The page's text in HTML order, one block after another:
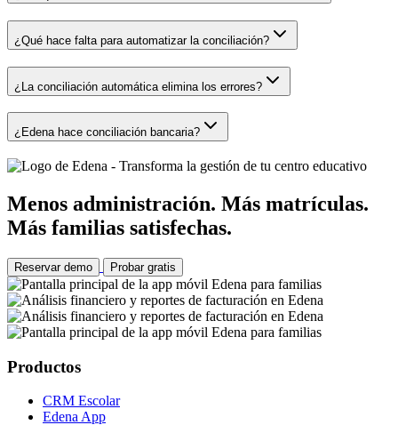
¿Qué hace falta para automatizar la conciliación?
¿La conciliación automática elimina los errores?
¿Edena hace conciliación bancaria?
Menos administración. Más matrículas.
Más familias satisfechas.
Reservar demo Probar gratis
Productos
CRM Escolar
Edena App